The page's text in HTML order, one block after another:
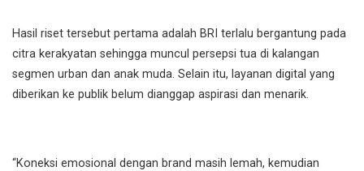
Hasil riset tersebut pertama adalah BRI terlalu bergantung pada
citra kerakyatan sehingga muncul persepsi tua di kalangan
segmen urban dan anak muda. Selain itu, layanan digital yang
diberikan ke publik belum dianggap aspirasi dan menarik.
“Koneksi emosional dengan brand masih lemah, kemudian